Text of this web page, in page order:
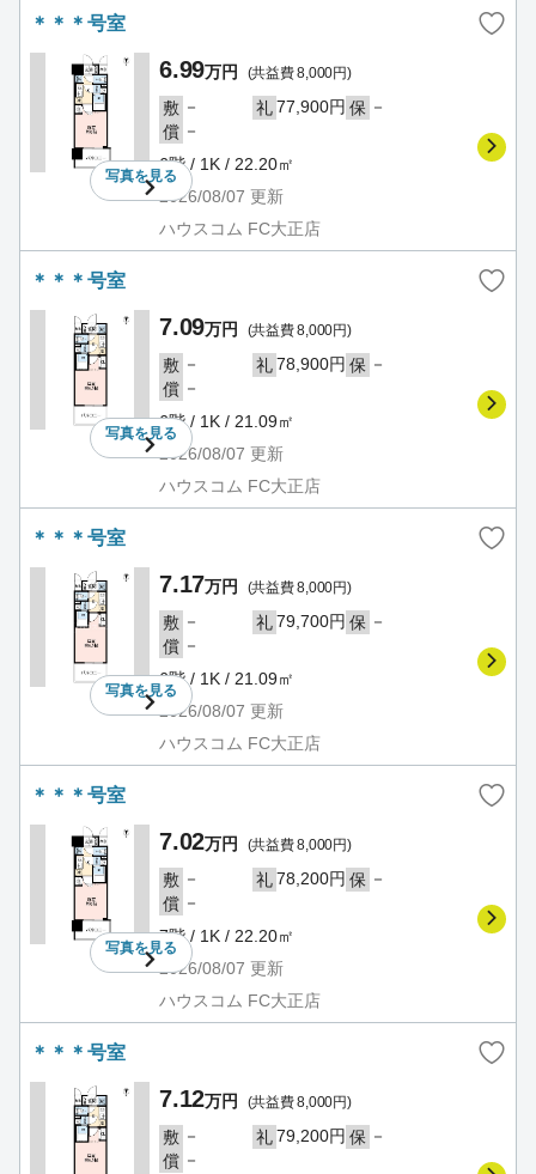
＊＊＊号室
写真を見る
6.99万円 (共益費 8,000円)
敷 － 礼77,900円 保 －
償 －
6階 / 1K / 22.20㎡
2026/08/07 更新
ハウスコム FC大正店
＊＊＊号室
写真を見る
7.09万円 (共益費 8,000円)
敷 － 礼78,900円 保 －
償 －
6階 / 1K / 21.09㎡
2026/08/07 更新
ハウスコム FC大正店
＊＊＊号室
写真を見る
7.17万円 (共益費 8,000円)
敷 － 礼79,700円 保 －
償 －
6階 / 1K / 21.09㎡
2026/08/07 更新
ハウスコム FC大正店
＊＊＊号室
写真を見る
7.02万円 (共益費 8,000円)
敷 － 礼78,200円 保 －
償 －
7階 / 1K / 22.20㎡
2026/08/07 更新
ハウスコム FC大正店
＊＊＊号室
7.12万円 (共益費 8,000円)
敷 － 礼79,200円 保 －
償 －